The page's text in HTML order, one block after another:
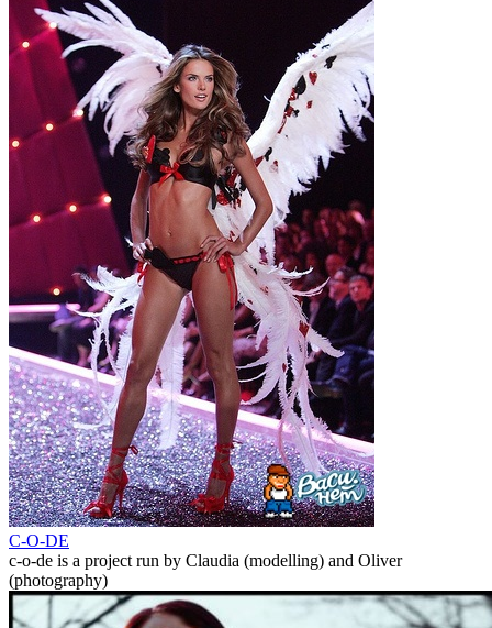
C-O-DE
c-o-de is a project run by Claudia (modelling) and Oliver
(photography)